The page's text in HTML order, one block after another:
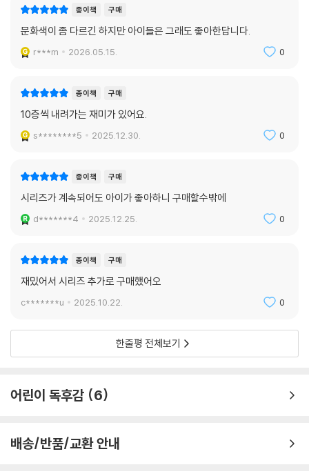
종이책 구매
문화색이 좀 다르긴 하지만 아이들은 그래도 좋아한답니다.
r***m 2026.05.15. 0
종이책 구매
10층씩 내려가는 재미가 있어요.
s********5 2025.12.30. 0
종이책 구매
시리즈가 계속되어도 아이가 좋아하니 구매할수밖에
d*******4 2025.12.25. 0
종이책 구매
재밌어서 시리즈 추가로 구매했어오
c*******u 2025.10.22. 0
한줄평 전체보기
어린이 독후감 6
배송/반품/교환 안내